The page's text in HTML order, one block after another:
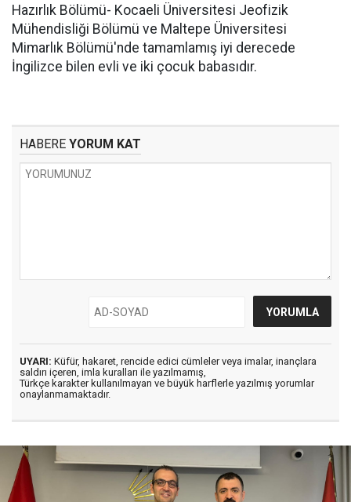
Hazırlık Bölümü- Kocaeli Üniversitesi Jeofizik
Mühendisliği Bölümü ve Maltepe Üniversitesi
Mimarlık Bölümü'nde tamamlamış iyi derecede
İngilizce bilen evli ve iki çocuk babasıdır.
HABERE YORUM KAT
UYARI: Küfür, hakaret, rencide edici cümleler veya imalar, inançlara
saldırı içeren, imla kuralları ile yazılmamış,
Türkçe karakter kullanılmayan ve büyük harflerle yazılmış yorumlar
onaylanmamaktadır.